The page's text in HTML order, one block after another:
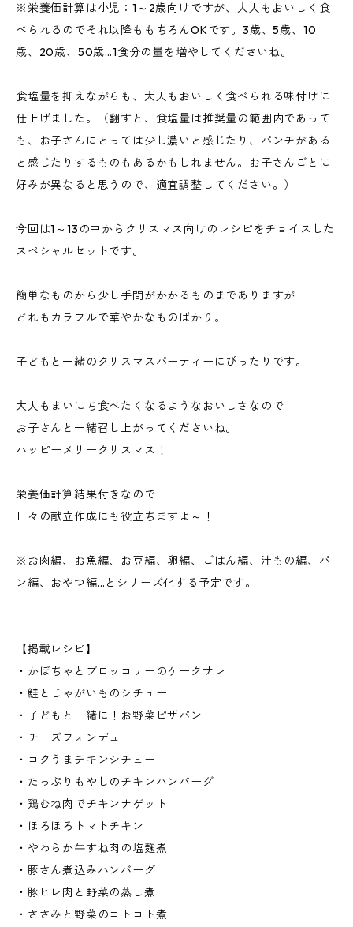
※栄養価計算は小児：1～2歳向けですが、大人もおいしく食
べられるのでそれ以降ももちろんOKです。3歳、5歳、10
歳、20歳、50歳…1食分の量を増やしてくださいね。
食塩量を抑えながらも、大人もおいしく食べられる味付けに
仕上げました。（翻すと、食塩量は推奨量の範囲内であって
も、お子さんにとっては少し濃いと感じたり、パンチがある
と感じたりするものもあるかもしれません。お子さんごとに
好みが異なると思うので、適宜調整してください。）
今回は1～13の中からクリスマス向けのレシピをチョイスした
スペシャルセットです。
簡単なものから少し手間がかかるものまでありますが
どれもカラフルで華やかなものばかり。
子どもと一緒のクリスマスパーティーにぴったりです。
大人もまいにち食べたくなるようなおいしさなので
お子さんと一緒召し上がってくださいね。
ハッピーメリークリスマス！
栄養価計算結果付きなので
日々の献立作成にも役立ちますよ～！
※お肉編、お魚編、お豆編、卵編、ごはん編、汁もの編、パ
ン編、おやつ編…とシリーズ化する予定です。
【掲載レシピ】
・かぼちゃとブロッコリーのケークサレ
・鮭とじゃがいものシチュー
・子どもと一緒に！お野菜ピザパン
・チーズフォンデュ
・コクうまチキンシチュー
・たっぷりもやしのチキンハンバーグ
・鶏むね肉でチキンナゲット
・ほろほろトマトチキン
・やわらか牛すね肉の塩麹煮
・豚さん煮込みハンバーグ
・豚ヒレ肉と野菜の蒸し煮
・ささみと野菜のコトコト煮